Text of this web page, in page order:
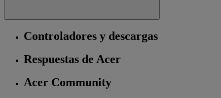
Controladores y descargas
Respuestas de Acer
Acer Community